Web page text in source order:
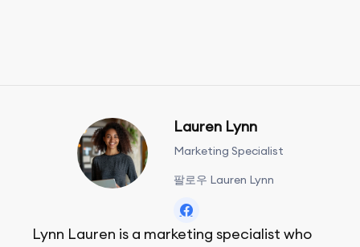
Lauren Lynn
Marketing Specialist
팔로우 Lauren Lynn
Lynn Lauren is a marketing specialist who